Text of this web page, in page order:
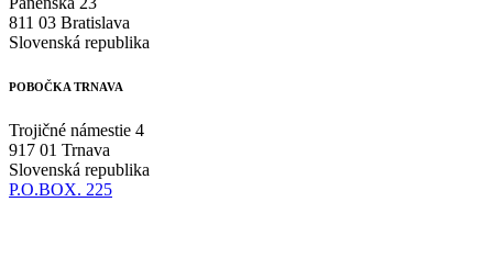
811 03 Bratislava
Slovenská republika
POBOČKA TRNAVA
Trojičné námestie 4
917 01 Trnava
Slovenská republika
P.O.BOX. 225